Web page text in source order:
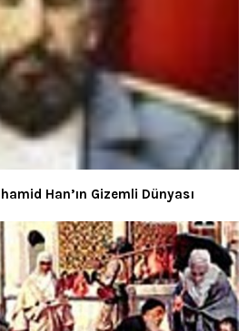
Han’ın Gizemli Dünyası